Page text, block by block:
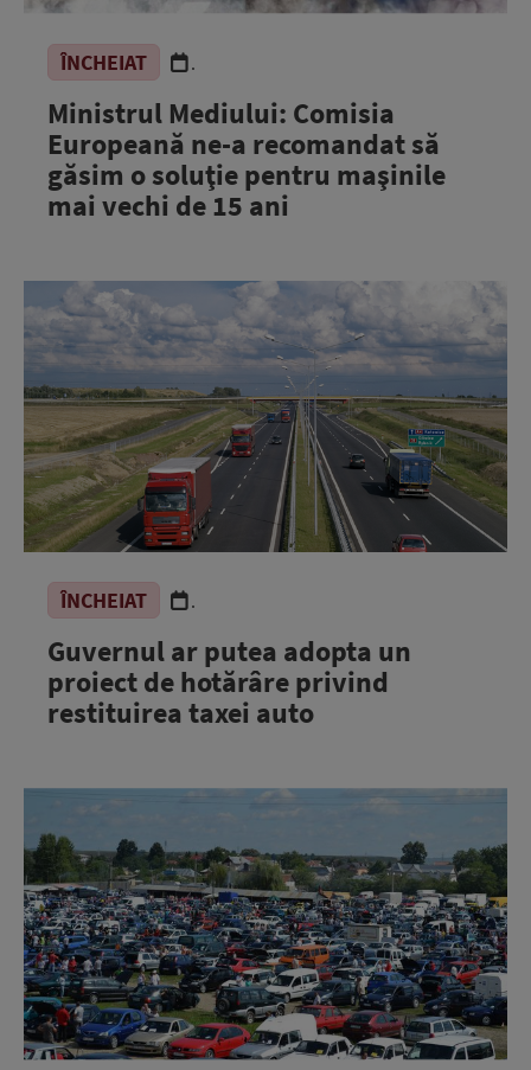
ÎNCHEIAT .
Ministrul Mediului: Comisia
Europeană ne-a recomandat să
găsim o soluţie pentru maşinile
mai vechi de 15 ani
ÎNCHEIAT .
Guvernul ar putea adopta un
proiect de hotărâre privind
restituirea taxei auto